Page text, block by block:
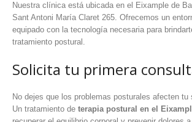
Nuestra clínica está ubicada en el Eixample de
Sant Antoni María Claret 265. Ofrecemos un
equipado con la tecnología necesaria para
tratamiento postural.
Solicita tu primera
No dejes que los problemas posturales afecten tu
Un tratamiento de terapia postural en el